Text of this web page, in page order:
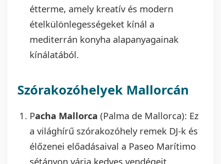
étterme, amely kreatív és modern
ételkülönlegességeket kínál a
mediterrán konyha alapanyagainak
kínálatából.
Szórakozóhelyek Mallorcán
Pacha Mallorca (Palma de Mallorca): Ez
a világhírű szórakozóhely remek DJ-k és
élőzenei előadásaival a Paseo Marítimo
sétányon várja kedves vendégeit